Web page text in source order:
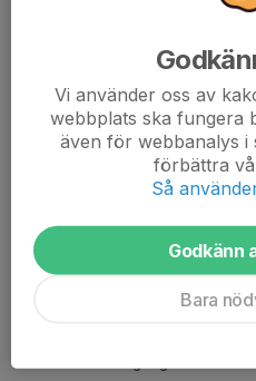
21 mars - träning i lilla hallen
28 mars - träning som vanligt
4 april - träning inställd pga
Vårterminen börjar
8 jan, 12:48
0
Vi använder oss av
webbplats ska fungera
även för webbanalys i
förbättra
Så
Godkänn
Bara